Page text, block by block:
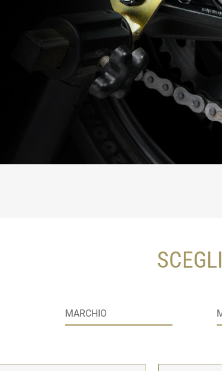
SCEGLI